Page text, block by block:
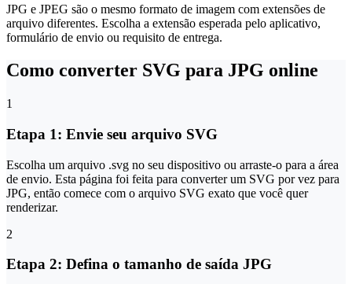
JPG e JPEG são o mesmo formato de imagem com extensões de
arquivo diferentes. Escolha a extensão esperada pelo aplicativo,
formulário de envio ou requisito de entrega.
Como converter SVG para JPG online
1
Etapa 1: Envie seu arquivo SVG
Escolha um arquivo .svg no seu dispositivo ou arraste-o para a área
de envio. Esta página foi feita para converter um SVG por vez para
JPG, então comece com o arquivo SVG exato que você quer
renderizar.
2
Etapa 2: Defina o tamanho de saída JPG